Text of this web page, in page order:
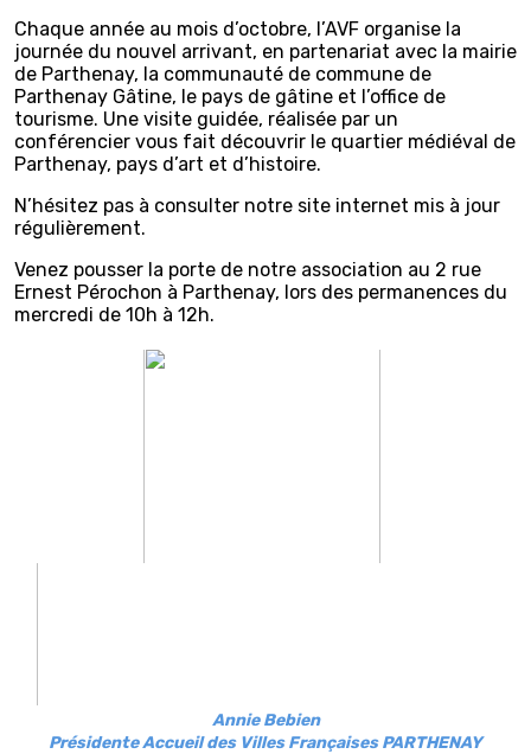
Chaque année au mois d’octobre, l’AVF organise la
journée du nouvel arrivant, en partenariat avec la mairie
de Parthenay, la communauté de commune de
Parthenay Gâtine, le pays de gâtine et l’office de
tourisme. Une visite guidée, réalisée par un
conférencier vous fait découvrir le quartier médiéval de
Parthenay, pays d’art et d’histoire.
N’hésitez pas à consulter notre site internet mis à jour
régulièrement.
Venez pousser la porte de notre association au 2 rue
Ernest Pérochon à Parthenay, lors des permanences du
mercredi de 10h à 12h.
Annie Bebien
Présidente Accueil des Villes Françaises PARTHENAY